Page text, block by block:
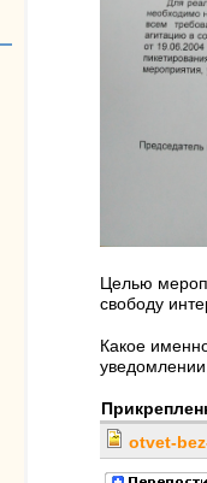
Целью
свободу
Какое
otvet-